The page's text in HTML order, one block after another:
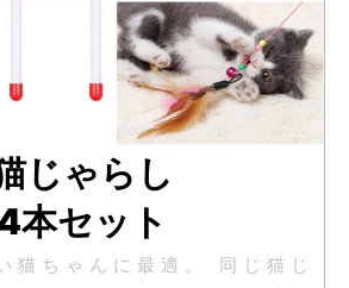
じゃらし
本セット
猫ちゃんに最適。 同じ猫じ